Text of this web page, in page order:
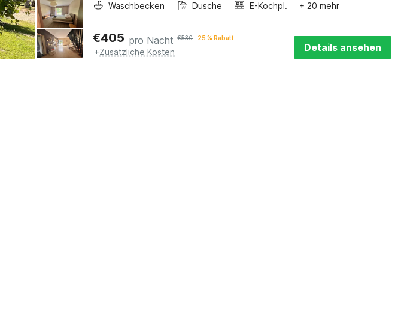
Waschbecken
Dusche E-Kochpl. + 20 mehr
€405 pro Nacht €530 25 % Rabatt
+Zusätzliche Kosten Details ansehen